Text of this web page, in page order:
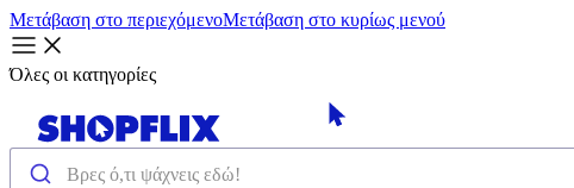
Μετάβαση στο περιεχόμενοΜετάβαση στο κυρίως μενού
Όλες οι κατηγορίες